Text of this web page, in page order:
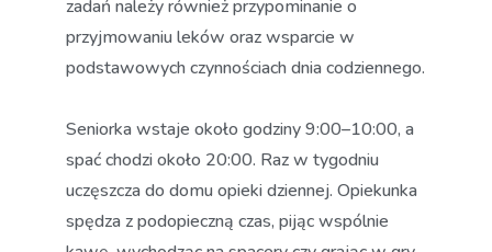
zadań należy również przypominanie o
przyjmowaniu leków oraz wsparcie w
podstawowych czynnościach dnia codziennego.
Seniorka wstaje około godziny 9:00–10:00, a
spać chodzi około 20:00. Raz w tygodniu
uczęszcza do domu opieki dziennej. Opiekunka
spędza z podopieczną czas, pijąc wspólnie